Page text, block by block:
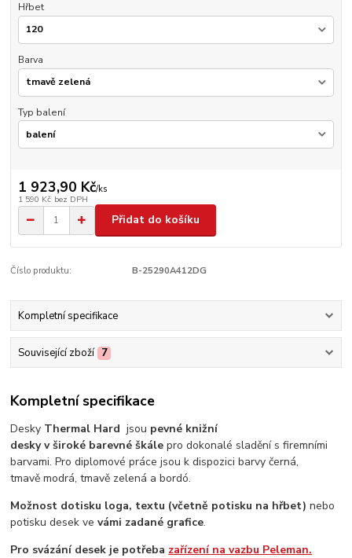
Hřbet
Barva
Typ balení
1 923,90 Kč/ks
1 590 Kč bez DPH
Přidat do košíku
Číslo produktu: B-25290A412DG
Kompletní specifikace
Související zboží 7
Kompletní specifikace
Desky Thermal Hard jsou pevné knižní
desky v široké barevné škále pro dokonalé sladění s firemními
barvami. Pro diplomové práce jsou k dispozici barvy černá,
tmavě modrá, tmavě zelená a bordó.
Možnost dotisku loga, textu (včetně potisku na hřbet) nebo
potisku desek vevámi zadané grafice.
Pro svázání desek je potřeba zařízení na vazbu Peleman.